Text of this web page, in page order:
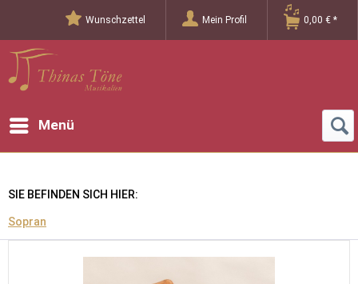
Wunschzettel Mein Profil 0,00 € *
Menü
SIE BEFINDEN SICH HIER:
Sopran